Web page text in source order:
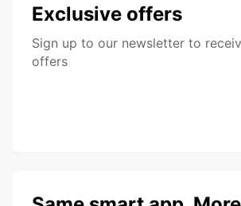
Exclusive offers
Sign up to our newsletter to
offers